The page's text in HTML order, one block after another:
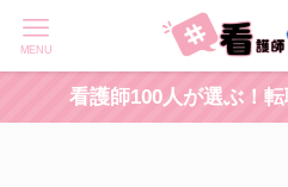
MENU
看護師100人が選ぶ！